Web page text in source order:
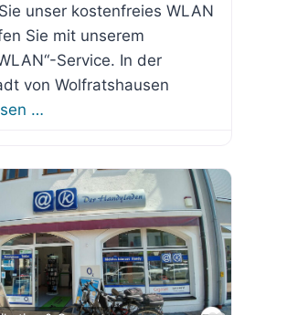
unser kostenfreies WLAN
Sie mit unserem
Service. In der
von Wolfratshausen
…